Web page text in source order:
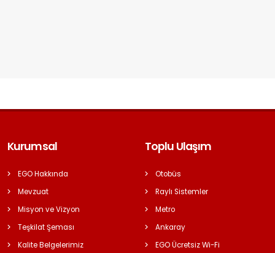
Kurumsal
EGO Hakkında
Mevzuat
Misyon ve Vizyon
Teşkilat Şeması
Kalite Belgelerimiz
Toplu Ulaşım
Otobüs
Raylı Sistemler
Metro
Ankaray
EGO Ücretsiz Wi-Fi